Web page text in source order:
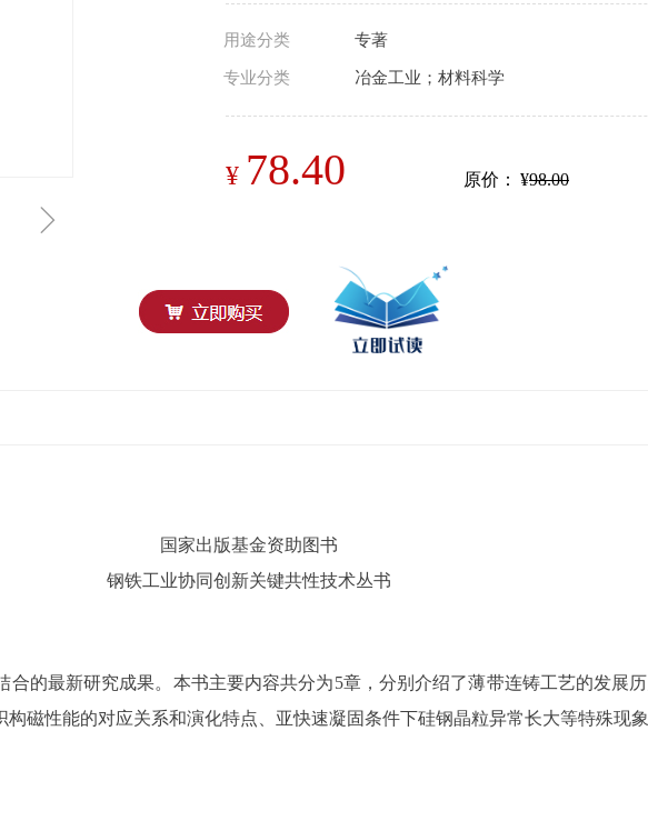
ꁇ
国家出版基金资助图书
钢铁工业协同创新关键共性技术丛书
的最新研究成果。本书主要内容共分为5章，分别介绍了薄带连铸工艺的发展
磁性能的对应关系和演化特点、亚快速凝固条件下硅钢晶粒异常长大等特殊现象
¥ 78.40
用途分类 专著
专业分类 冶金工业；材料科学
原价： ¥98.00